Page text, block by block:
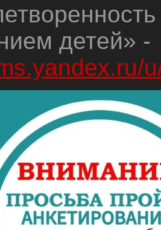
детей» -